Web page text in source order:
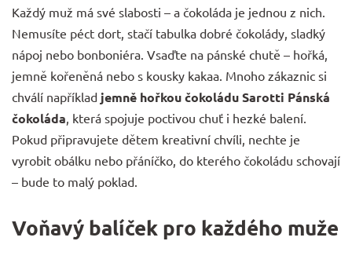
Každý muž má své slabosti – a čokoláda je jednou z nich.
Nemusíte péct dort, stačí tabulka dobré čokolády , sladký
nápoj nebo bonboniéra. Vsaďte na pánské chutě – hořká,
jemně kořeněná nebo s kousky kakaa. Mnoho zákaznic si
chválí například jemně hořkou čokoláduSarotti Pánská
čokoláda , která spojuje poctivou chuť i hezké balení.
Pokud připravujete dětem kreativní chvíli, nechte je
vyrobit obálku nebo přáníčko, do kterého čokoládu schovají
– bude to malý poklad.
Voňavý balíček pro každého muže